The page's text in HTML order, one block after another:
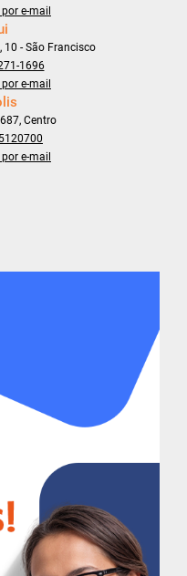
e-mail
10 - São Francisco
1696
e-mail
Centro
e-mail